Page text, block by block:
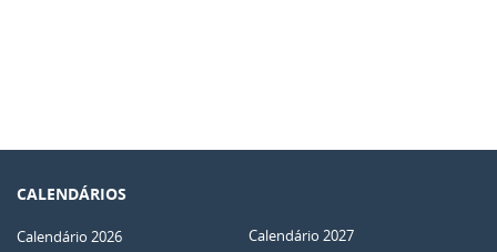
CALENDÁRIOS
Calendário 2026 Calendário 2027